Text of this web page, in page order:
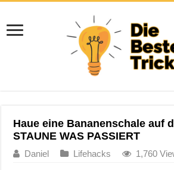
Haue eine Bananenschale auf
STAUNE WAS PASSIERT
Daniel Lifehacks 1,760